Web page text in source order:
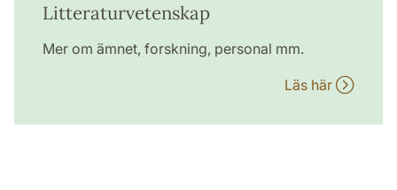
Litteraturvetenskap
Mer om ämnet, forskning, personal mm.
Läs här